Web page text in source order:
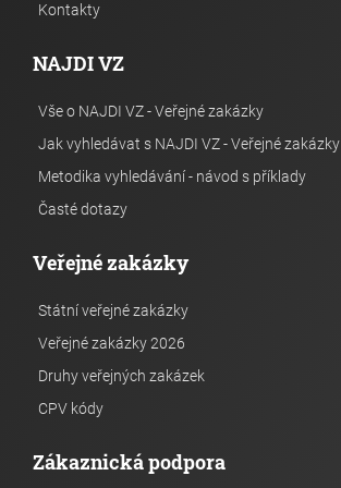
Kontakty
NAJDI VZ
Vše o NAJDI VZ - Veřejné zakázky
Jak vyhledávat s NAJDI VZ - Veřejné zakázky
Metodika vyhledávání - návod s příklady
Časté dotazy
Veřejné zakázky
Státní veřejné zakázky
Veřejné zakázky 2026
Druhy veřejných zakázek
CPV kódy
Zákaznická podpora